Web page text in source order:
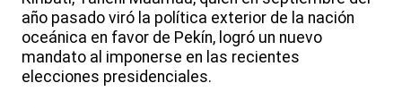
año pasado viró la política exterior de la nación
oceánica en favor de Pekín, logró un nuevo
mandato al imponerse en las recientes
elecciones presidenciales.